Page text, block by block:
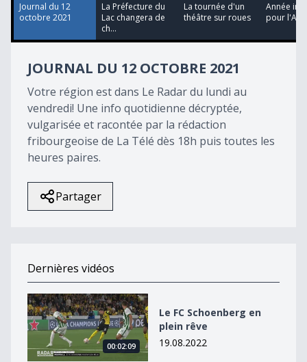
second
Journal du 12
octobre 2021
La Préfecture du
Lac changera de
ch...
La tournée d'un
théâtre sur roues
Année
pour
JOURNAL DU 12 OCTOBRE 2021
Votre région est dans Le Radar du lundi au
vendredi! Une info quotidienne décryptée,
vulgarisée et racontée par la rédaction
fribourgeoise de La Télé dès 18h puis toutes les
heures paires.
Partager
Dernières vidéos
Le FC Schoenberg en plein rêve
00:02:09
Le FC Schoenberg en
plein rêve
19.08.2022